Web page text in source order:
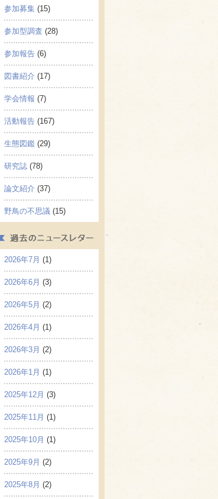
参加募集 (15)
参加型調査 (28)
参加報告 (6)
図書紹介 (17)
学会情報 (7)
活動報告 (167)
生態図鑑 (29)
研究誌 (78)
論文紹介 (37)
野鳥の不思議 (15)
2026年7月 (1)
2026年6月 (3)
2026年5月 (2)
2026年4月 (1)
2026年3月 (2)
2026年1月 (1)
2025年12月 (3)
2025年11月 (1)
2025年10月 (1)
2025年9月 (2)
2025年8月 (2)